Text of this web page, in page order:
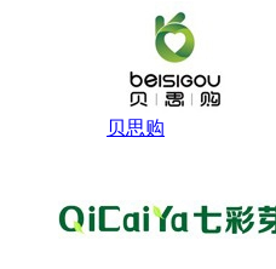
贝思购